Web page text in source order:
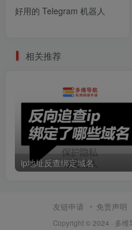
好用的 Telegram 机器人
相关推荐
ip地址反查绑定域名
友链申请 免责声明
Copyright © 2024 · 多维